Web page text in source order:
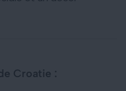
Croatie :